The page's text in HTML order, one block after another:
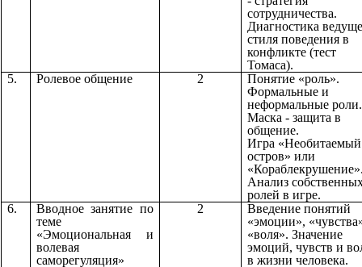
сотрудничества.
Диагностика
стиля поведения в
конфликте (тест
Томаса).
5.
Ролевое общение 2
Понятие «роль».
Формальные и
неформальные роли.
Маска - защита в
общение.
Игра «Необитаемый
остров» или
Анализ
ролей в игре.
6.
Вводное занятие по
теме
«Эмоциональная и
волевая
саморегуляция»
2
Введение понятий
«эмоции»,
«воля». Значение
эмоций, чувств и
в жизни человека.